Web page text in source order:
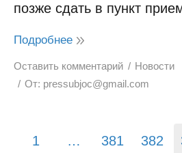
позже сдать в пункт
Подробнее
Оставить комментарий
Новости
От: pressubjoc@gmail.com
1 … 381 382